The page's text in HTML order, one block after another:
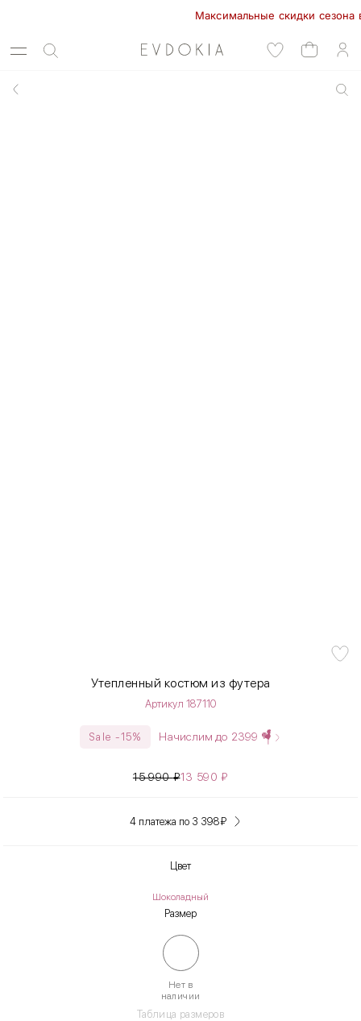
Максимальные скидки сезона в
Утепленный костюм из футера
Артикул 187110
Sale -15% Начислим до 2399
15 990₽13 590₽
4 платежа по 3 398₽
Цвет
Шоколадный
Размер
Таблица размеров
Нет в
наличии